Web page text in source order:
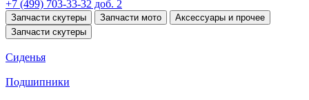
+7 (499) 703-33-32 доб. 2
Запчасти скутеры Запчасти мото
Аксессуары и прочее
Запчасти скутеры
Сиденья
Подшипники